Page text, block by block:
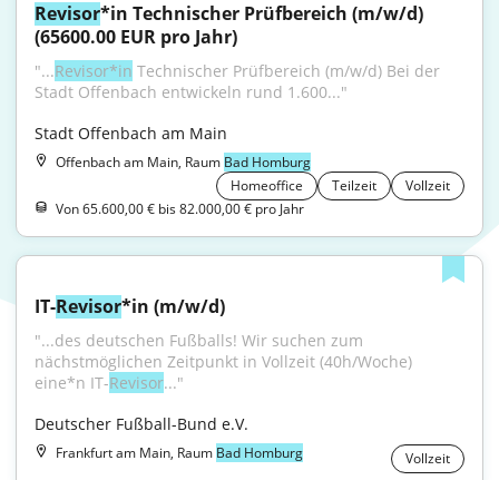
Revisor*in Technischer Prüfbereich (m/w/d)
(65600.00 EUR pro Jahr)
"...Revisor*in Technischer Prüfbereich (m/w/d) Bei der
Stadt Offenbach entwickeln rund 1.600..."
Stadt Offenbach am Main
Offenbach am Main, Raum Bad Homburg
Homeoffice
Teilzeit
Vollzeit
Von 65.600,00 € bis 82.000,00 € pro Jahr
IT-Revisor*in (m/w/d)
"...des deutschen Fußballs! Wir suchen zum
nächstmöglichen Zeitpunkt in Vollzeit (40h/Woche)
eine*n IT-Revisor..."
Deutscher Fußball-Bund e.V.
Frankfurt am Main, Raum Bad Homburg Vollzeit